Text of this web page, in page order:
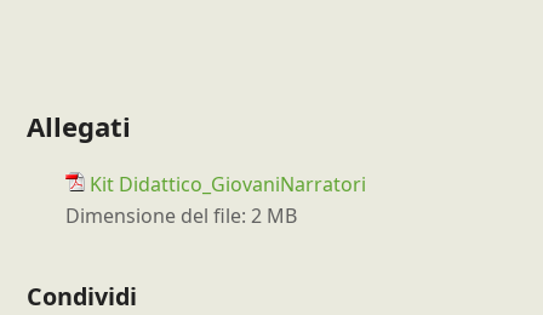
Allegati
Kit Didattico_GiovaniNarratori
Dimensione del file: 2 MB
Condividi